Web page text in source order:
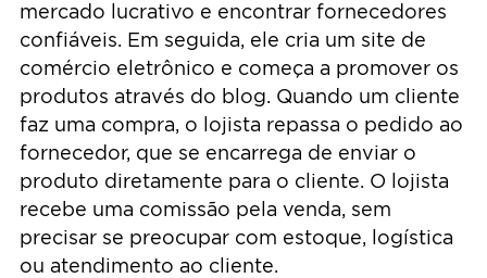
mercado lucrativo e encontrar fornecedores
confiáveis. Em seguida, ele cria um site de
comércio eletrônico e começa a promover os
produtos através do blog. Quando um cliente
faz uma compra, o lojista repassa o pedido ao
fornecedor, que se encarrega de enviar o
produto diretamente para o cliente. O lojista
recebe uma comissão pela venda, sem
precisar se preocupar com estoque, logística
ou atendimento ao cliente.